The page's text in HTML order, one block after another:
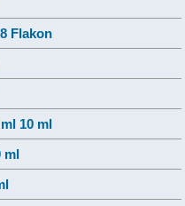
Flakon
10 ml
ml